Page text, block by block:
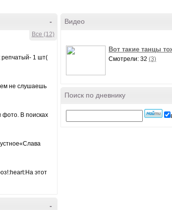
-
Все (12)
репчатый- 1 шт(
не слушаешь
В поисках
этот
-
Видео
Вот такие танцы
Смотрели: 32 (3)
Поиск по дневнику